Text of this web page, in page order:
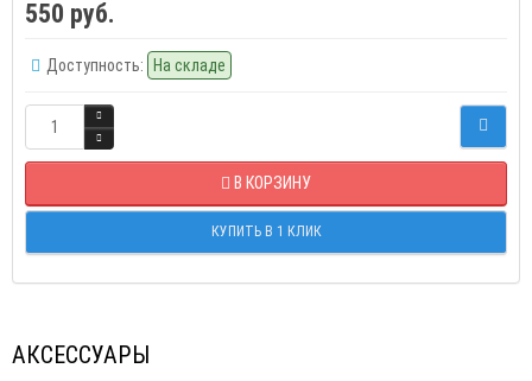
550 руб.
Доступность: На складе
В КОРЗИНУ
КУПИТЬ В 1 КЛИК
АКСЕССУАРЫ